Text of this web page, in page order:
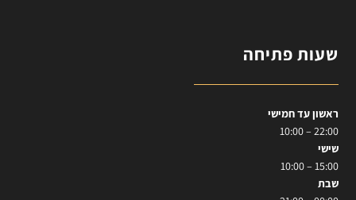
שעות פתיחה
ראשון עד חמישי
22:00 – 10:00
שישי
15:00 – 10:00
שבת